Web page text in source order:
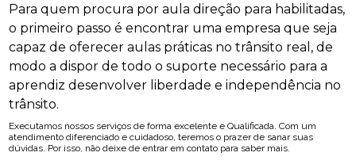
Para quem procura por aula direção para habilitadas,
o primeiro passo é encontrar uma empresa que seja
capaz de oferecer aulas práticas no trânsito real, de
modo a dispor de todo o suporte necessário para a
aprendiz desenvolver liberdade e independência no
trânsito.
Executamos nossos serviços de forma excelente e Qualificada. Com um
atendimento diferenciado e cuidadoso, teremos o prazer de sanar suas
dúvidas. Por isso, não deixe de entrar em contato para saber mais.